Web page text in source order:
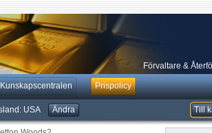
Förvaltare &
Kunskapscentralen Prispolicy
USA Ändra Till